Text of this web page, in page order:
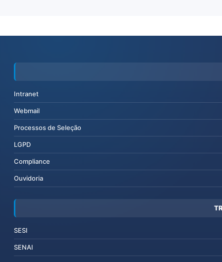
Intranet
Webmail
Processos de Seleção
LGPD
Compliance
Ouvidoria
SESI
SENAI